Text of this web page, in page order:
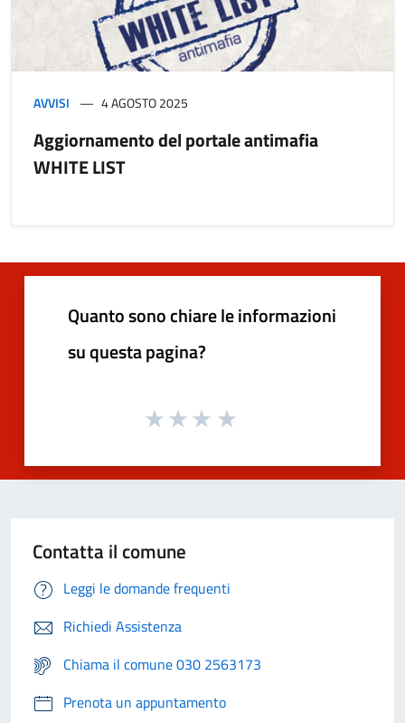
AVVISI 4 AGOSTO 2025
Aggiornamento del portale antimafia
WHITE LIST
Quanto sono chiare le informazioni
su questa pagina?
Contatta il comune
Leggi le domande frequenti
Richiedi Assistenza
Chiama il comune 030 2563173
Prenota un appuntamento